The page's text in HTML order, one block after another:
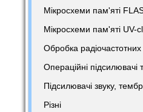
Мікросхеми пам'яті
Мікросхеми пам'яті UV-
Обробка радіочастотних
Операційні підсилювачі
Підсилювачі звуку,
Різні